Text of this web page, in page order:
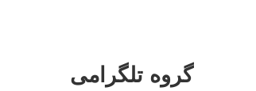
گروه تلگرامی